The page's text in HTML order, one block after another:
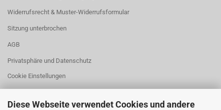
Diese Webseite verwendet Cookies und andere
Widerrufsrecht & Muster-Widerrufsformular
Sitzung unterbrochen
AGB
Privatsphäre und Datenschutz
Cookie Einstellungen